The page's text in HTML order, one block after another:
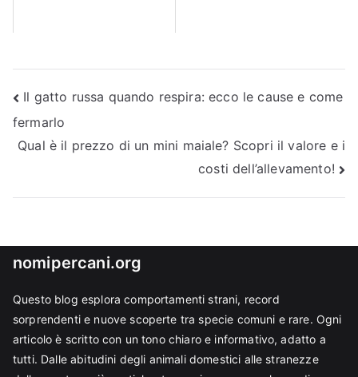
Navigazione
articoli
Il gatto russa quando respira: ecco le cause e come
fermarlo
Qual è il prezzo di un mini maiale? Scopri il valore e i
costi dell’allevamento!
nomipercani.org
Questo blog esplora comportamenti strani, record
sorprendenti e nuove scoperte tra specie comuni e rare. Ogni
articolo è scritto con un tono chiaro e informativo, adatto a
tutti. Dalle abitudini degli animali domestici alle stranezze